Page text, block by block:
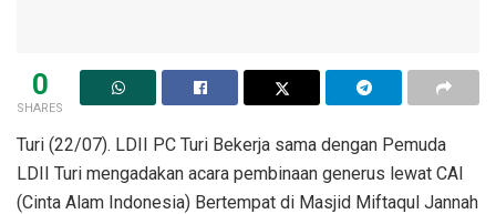
0
SHARES
Turi (22/07). LDII PC Turi Bekerja sama dengan Pemuda
LDII Turi mengadakan acara pembinaan generus lewat CAI
(Cinta Alam Indonesia) Bertempat di Masjid Miftaqul Jannah